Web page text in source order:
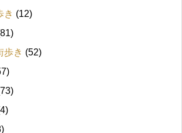
き (12)
歩き (52)